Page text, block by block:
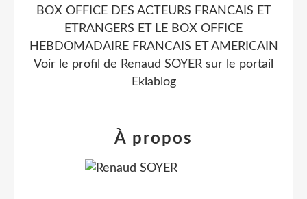
BOX OFFICE DES ACTEURS FRANCAIS ET
ETRANGERS ET LE BOX OFFICE
HEBDOMADAIRE FRANCAIS ET AMERICAIN
Voir le profil de Renaud SOYER sur le portail
Eklablog
À propos